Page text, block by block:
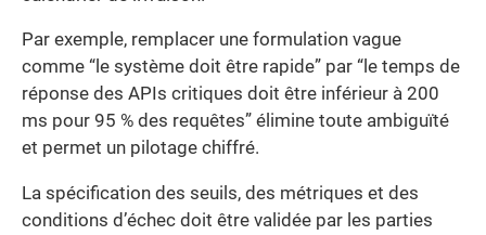
Par exemple, remplacer une formulation vague
comme “le système doit être rapide” par “le temps de
réponse des APIs critiques doit être inférieur à 200
ms pour 95 % des requêtes” élimine toute ambiguïté
et permet un pilotage chiffré.
La spécification des seuils, des métriques et des
conditions d’échec doit être validée par les parties